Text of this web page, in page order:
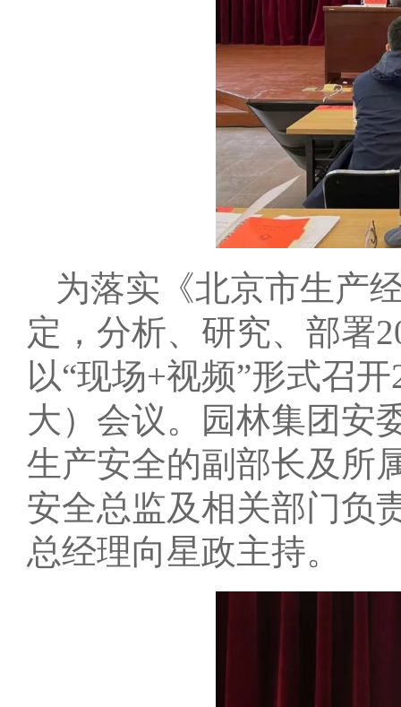
为落实《北京市生产
定，分析、研究、部署
以“现场+视频”形式召
大）会议。园林集团安
生产安全的副部长及所
安全总监及相关部门负
总经理向星政主持。